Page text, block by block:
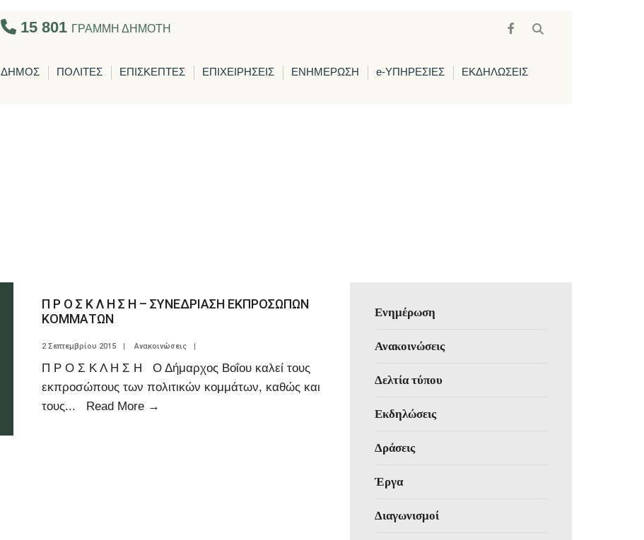
15 801 ΓΡΑΜΜΗ ΔΗΜΟΤΗ
ΔΗΜΟΣ ΠΟΛΙΤΕΣ ΕΠΙΣΚΕΠΤΕΣ ΕΠΙΧΕΙΡΗΣΕΙΣ ΕΝΗΜΕΡΩΣΗ e-ΥΠΗΡΕΣΙΕΣ ΕΚΔΗΛΩΣΕΙΣ
Π Ρ Ο Σ Κ Λ Η Σ Η – ΣΥΝΕΔΡΙΑΣΗ ΕΚΠΡΟΣΩΠΩΝ
ΚΟΜΜΑΤΩΝ
2 Σεπτεμβρίου 2015 | Ανακοινώσεις |
Π Ρ Ο Σ Κ Λ Η Σ Η Ο Δήμαρχος Βοΐου καλεί τους
εκπροσώπους των πολιτικών κομμάτων, καθώς και
τους... Read More →
Ενημέρωση
Ανακοινώσεις
Δελτία τύπου
Εκδηλώσεις
Δράσεις
Έργα
Διαγωνισμοί